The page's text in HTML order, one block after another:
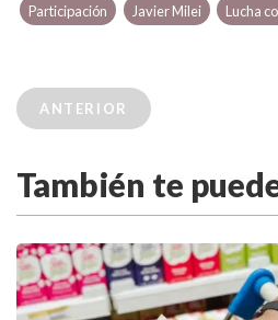
Participación
Javier Milei Lucha
ANTERIOR
También te